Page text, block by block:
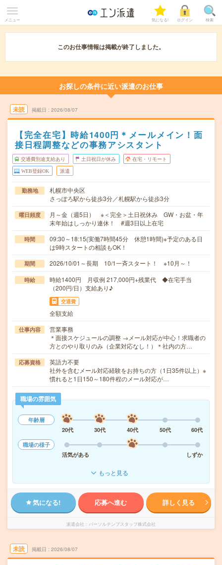
メニュー 気になる! ログイン 検索
このお仕事情報は掲載が終了しました。
お探しの条件に近い派遣のお仕事
未読 掲載日 2026/08/07
【完全在宅】時給1400円＊メールメイン！面
接日程調整などの事務アシスタント
交通費別途支給あり 土日祝日が休み 在宅・リモート
WEB登録OK 派遣
勤務地
札幌市中央区
さっぽろ駅から徒歩3分／札幌駅から徒歩3分
曜日頻度
月～金（週5日） ※＜完全＞土日祝休み GW・お盆・年
末年始はしっかり連休！ #週3日以上在宅
時間
09:30～18:15(実働7時間45分 休憩1時間)※予定のある日
は9時スタートの相談もOK！
期間 2026/10/01～長期 10/1一斉スタート！ ※10月～！
時給
時給1400円 月収例 217,000円+残業代 ◆在宅手当
（200円/日）支給あり♪
交通費
全額支給
仕事内容
営業事務
＊面接スケジュールの調整 →メール対応が中心！求職者の
方とのやり取りのみ（企業対応なし！）＊社内の方…
応募資格
英語力不要
社外を含むメール対応経験をお持ちの方（1日35件以上）※
慣れると1日150～180件程のメール対応が…
職場の雰囲気
年齢層
20代
30代 40代 50代
60代
職場の様子
活気がある
しずか
もっと見る
気になる! 応募へ進む 詳しく見る
派遣会社 パーソルテンプスタッフ株式会社
未読 掲載日 2026/08/07